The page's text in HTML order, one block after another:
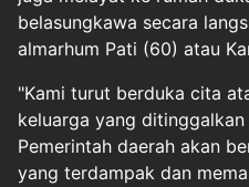
belasungkawa secara
almarhum Pati (60) atau
"Kami turut berduka cita
keluarga yang
Pemerintah daerah akan
yang terdampak dan